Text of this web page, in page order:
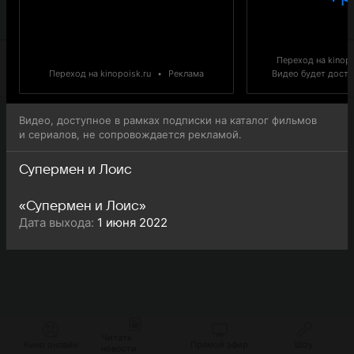
Переход на kinopoisk.ru • Реклама
Переход на
Видео будет
Видео, доступное в рамках подписки на каталог фильмов
и сериалов, не сопровождается рекламой.
Супермен и Лоис
«Супермен и Лоис»
Дата выхода: 1 июня 2022